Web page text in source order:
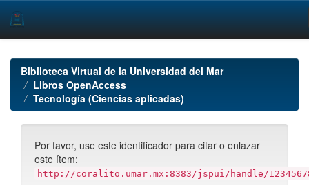
navigationBiblioteca Virtual de la Universidad del Mar
Libros OpenAccess
Tecnología (Ciencias aplicadas)
Por favor, use este identificador para citar o enlazar
este ítem:
http://coralito.umar.mx:8383/jspui/handle/